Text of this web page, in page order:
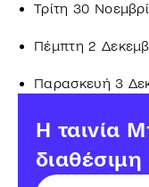
Τρίτη 30
Πέμπτη 2
Παρασκευή 3
H ταινία